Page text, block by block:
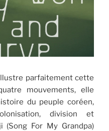
parfaitement cette
mouvements, elle
du peuple coréen,
division et
(Song For My Grandpa)